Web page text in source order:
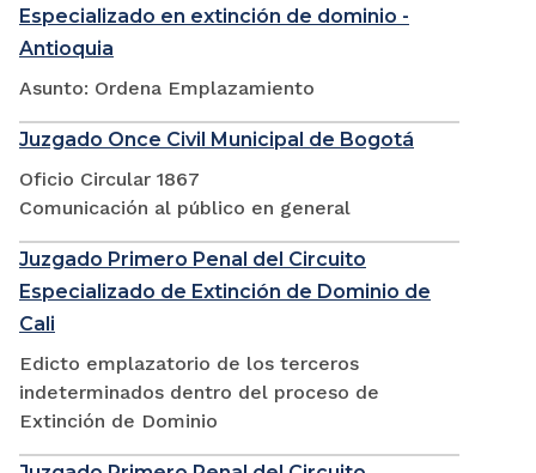
Especializado en extinción de dominio -
Antioquia
Asunto: Ordena Emplazamiento
Juzgado Once Civil Municipal de Bogotá
Oficio Circular 1867
Comunicación al público en general
Juzgado Primero Penal del Circuito
Especializado de Extinción de Dominio de
Cali
Edicto emplazatorio de los terceros
indeterminados dentro del proceso de
Extinción de Dominio